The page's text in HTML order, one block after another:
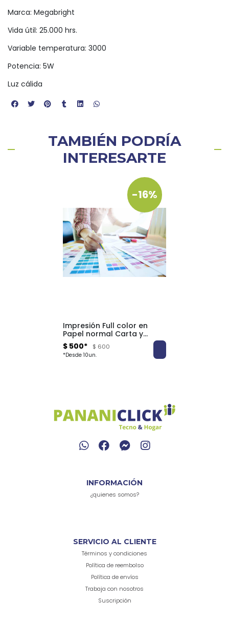
Marca: Megabright
Vida útil: 25.000 hrs.
Variable temperatura: 3000
Potencia: 5W
Luz cálida
TAMBIÉN PODRÍA
INTERESARTE
-16%
Impresión Full color en
Papel normal Carta y
Oficio
$ 500* $ 600
*Desde 10un.
INFORMACIÓN
¿quienes somos?
SERVICIO AL CLIENTE
Términos y condiciones
Política de reembolso
Política de envíos
Trabaja con nosotros
Suscripción